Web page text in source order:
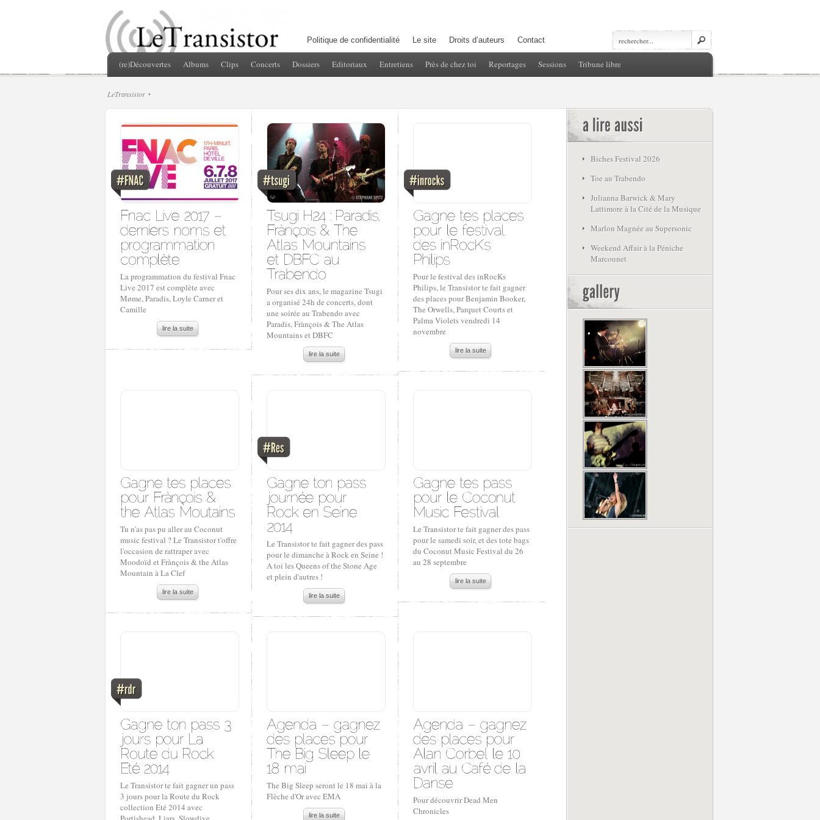
Politique de confidentialité Le site Droits d’auteurs Contact
(re)Découvertes Albums Clips Concerts Dossiers Editoriaux Entretiens Près de chez toi Reportages Sessions Tribune libre
LeTransistor
La programmation du festival Fnac
Live 2017 est complète avec
Møme, Paradis, Loyle Carner et
Camille
lire la suite
Pour ses dix ans, le magazine Tsugi
a organisé 24h de concerts, dont
une soirée au Trabendo avec
Paradis, Frànçois & The Atlas
Mountains et DBFC
lire la suite
Pour le festival des inRocKs
Philips, le Transistor te fait gagner
des places pour Benjamin Booker,
The Orwells, Parquet Courts et
Palma Violets vendredi 14
novembre
lire la suite
Tu n'as pas pu aller au Coconut
music festival ? Le Transistor t'offre
l'occasion de rattraper avec
Moodoïd et Frànçois & the Atlas
Mountain à La Clef
lire la suite
Le Transistor te fait gagner des pass
pour le dimanche à Rock en Seine !
A toi les Queens of the Stone Age
et plein d'autres !
lire la suite
Le Transistor te fait gagner des pass
pour le samedi soir, et des tote bags
du Coconut Music Festival du 26
au 28 septembre
lire la suite
Le Transistor te fait gagner un pass
3 jours pour la Route du Rock
collection Eté 2014 avec
The Big Sleep seront le 18 mai à la
Flèche d'Or avec EMA
lire la suite
Pour découvrir Dead Men
Chronicles
Biches Festival 2026
Toe au Trabendo
Julianna Barwick & Mary
Lattimore à la Cité de la Musique
Marlon Magnée au Supersonic
Weekend Affair à la Péniche
Marcounet